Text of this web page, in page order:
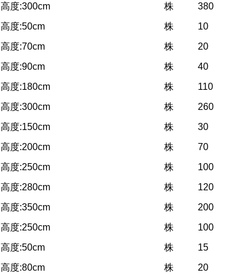
高度:300cm 株
380
高度:50cm 株 10
高度:70cm 株
20
高度:90cm 株
40
高度:180cm 株
110
高度:300cm 株
260
高度:150cm 株
30
高度:200cm 株
70
高度:250cm 株
100
高度:280cm 株
120
高度:350cm 株
200
高度:250cm 株 100
高度:50cm 株 15
高度:80cm 株
20